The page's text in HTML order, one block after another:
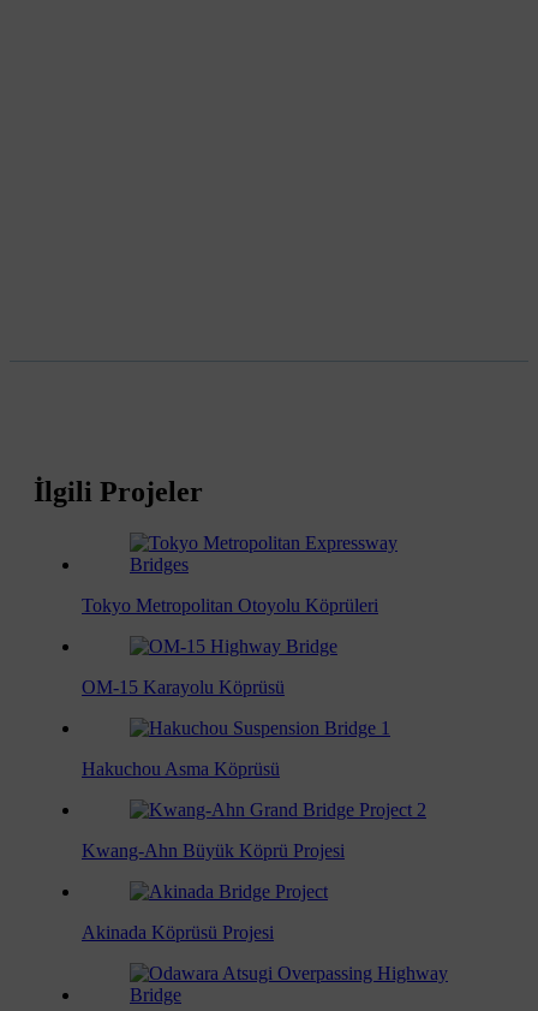
İlgili Projeler
Tokyo Metropolitan Otoyolu Köprüleri
OM-15 Karayolu Köprüsü
Hakuchou Asma Köprüsü
Kwang-Ahn Büyük Köprü Projesi
Akinada Köprüsü Projesi